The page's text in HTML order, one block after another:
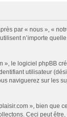
par « nous », «
n’importe
le logiciel phpBB
utilisateur
sur les
», bien
Ceci peut